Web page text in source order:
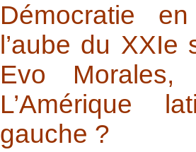
Démocratie
l’aube du
Evo Morales,
L’Amérique
gauche ?